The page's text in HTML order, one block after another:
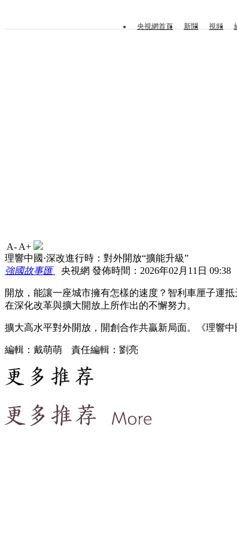
央視網首頁 新聞 視頻
A- A+
理響中國·深改進行時：對外開放“擴能升級”
強國故事匯
央視網 發佈時間：2026年02月11日 09:38
開放，能讓一座城市擁有怎樣的速度？智利車厘子運
在深化改革與擴大開放上所作出的不懈努力。
擴大高水平對外開放，開創合作共贏新局面。《理響
編輯：戴萌萌 責任編輯：劉亮